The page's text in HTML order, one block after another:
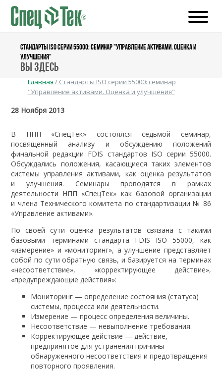
СТАНДАРТЫ ISO СЕРИИ 55000: СЕМИНАР "УПРАВЛЕНИЕ АКТИВАМИ. ОЦЕНКА И
УЛУЧШЕНИЯ"
Вы здесь
Главная / Стандарты ISO серии 55000: семинар
"Управление активами. Оценка и улучшения"
28 Ноября 2013
В НПП «СпецТек» состоялся седьмой семинар,
посвященный анализу и обсуждению положений
финальной редакции FDIS стандартов ISO серии 55000.
Обсуждались положения, касающиеся таких элементов
системы управления активами, как оценка результатов
и улучшения. Семинары проводятся в рамках
деятельности НПП «СпецТек» как базовой организации
и члена Технического комитета по стандартизации № 86
«Управление активами».
По своей сути оценка результатов связана с такими
базовыми терминами стандарта FDIS ISO 55000, как
«измерение» и «мониторинг», а улучшение представляет
собой по сути обратную связь, и базируется на терминах
«несоответствие», «корректирующее действие»,
«предупреждающие действия»:
Мониторинг — определение состояния (статуса)
системы, процесса или деятельности.
Измерение — процесс определения величины.
Несоответствие — невыполнение требования.
Корректирующее действие — действие,
предпринятое для устранения причины
обнаруженного несоответствия и предотвращения
повторного проявления.